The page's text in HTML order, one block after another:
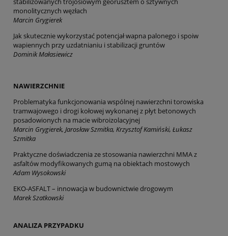
monolitycznych węzłach
Marcin Grygierek
Jak skutecznie wykorzystać potencjał wapna palonego i spoiw
wapiennych przy uzdatnianiu i stabilizacji gruntów
Dominik Małasiewicz
NAWIERZCHNIE
Problematyka funkcjonowania wspólnej nawierzchni torowiska
tramwajowego i drogi kołowej wykonanej z płyt betonowych
posadowionych na macie wibroizolacyjnej
Marcin Grygierek, Jarosław Szmitka, Krzysztof Kamiński, Łukasz
Szmitka
Praktyczne doświadczenia ze stosowania nawierzchni MMA z
asfaltów modyfikowanych gumą na obiektach mostowych
Adam Wysokowski
EKO-ASFALT – innowacja w budownictwie drogowym
Marek Szatkowski
ANALIZA PRZYPADKU